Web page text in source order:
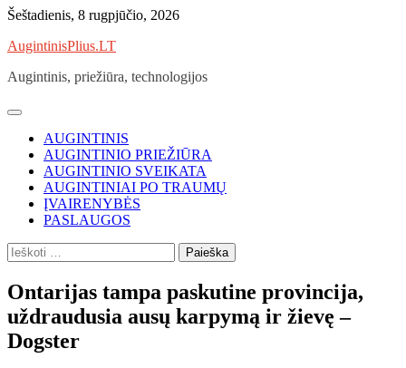
Skip
content
Šeštadienis, 8 rugpjūčio, 2026
AugintinisPlius.LT
Augintinis, priežiūra, technologijos
AUGINTINIS
AUGINTINIO PRIEŽIŪRA
AUGINTINIO SVEIKATA
AUGINTINIAI PO TRAUMŲ
ĮVAIRENYBĖS
PASLAUGOS
Ieškoti:
Ontarijas tampa paskutine provincija,
uždraudusia ausų karpymą ir žievę –
Dogster